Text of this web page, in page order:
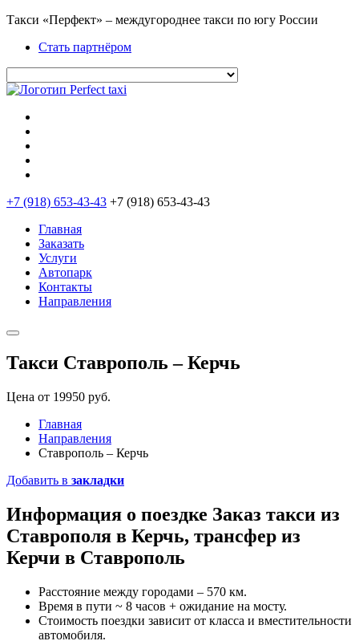
Такси «Перфект» – междугороднее такси по югу России
Стать партнёром
+7 (918) 653-43-43 +7 (918) 653-43-43
Главная
Заказать
Услуги
Автопарк
Контакты
Направления
Такси Ставрополь – Керчь
Цена от 19950 руб.
Главная
Направления
Ставрополь – Керчь
Добавить в закладки
Информация о поездке Заказ такси из
Ставрополя в Керчь, трансфер из
Керчи в Ставрополь
Расстояние между городами – 570 км.
Время в пути ~ 8 часов + ожидание на мосту.
Стоимость поездки зависит от класса и вместительности
автомобиля.